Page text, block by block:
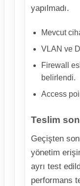
yapılmadı.
Mevcut
VLAN ve
Firewall
belirlendi.
Access
Teslim
Geçişten
yönetim
ayrı test
performans